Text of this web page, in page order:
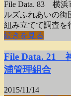
File Data. 83 横浜
ルズふれあいの街
組み立てて調査を
続きを見る
File Data. 21
浦管理組合
2015/11/14